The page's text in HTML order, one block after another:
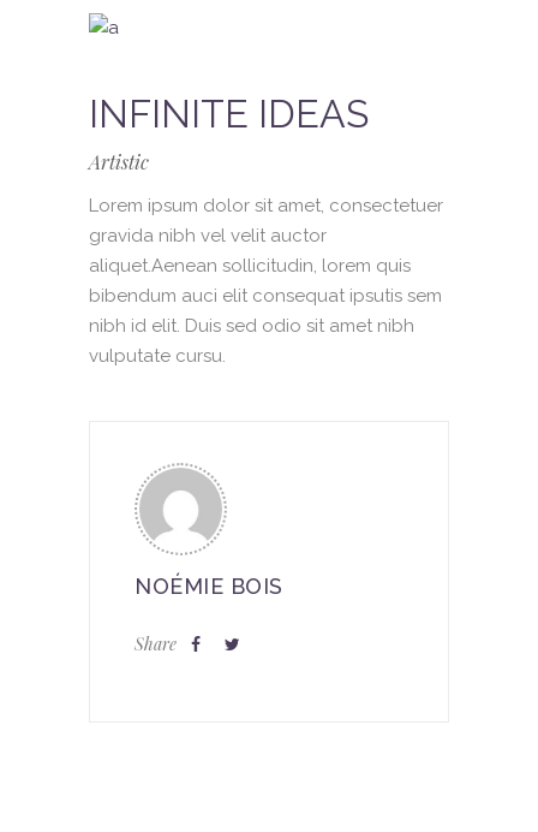
INFINITE IDEAS
Artistic
Lorem ipsum dolor sit amet, consectetuer
gravida nibh vel velit auctor
aliquet.Aenean sollicitudin, lorem quis
bibendum auci elit consequat ipsutis sem
nibh id elit. Duis sed odio sit amet nibh
vulputate cursu.
NOÉMIE BOIS
Share